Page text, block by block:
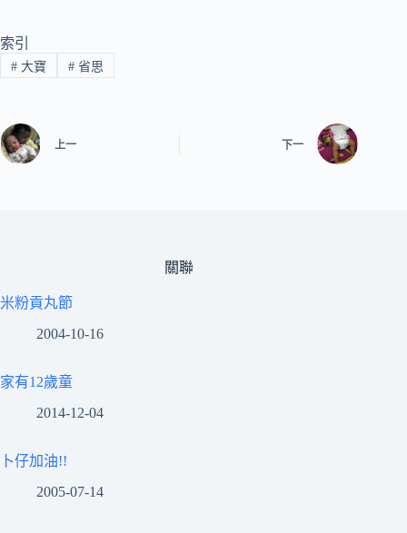
索引
#大寶 #省思
上一 下一
關聯
米粉貢丸節
2004-10-16
家有12歲童
2014-12-04
卜仔加油!!
2005-07-14